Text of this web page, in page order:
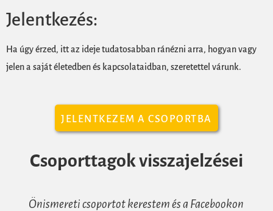
Jelentkezés:
Ha úgy érzed, itt az ideje tudatosabban ránézni arra, hogyan vagy
jelen a saját életedben és kapcsolataidban, szeretettel várunk.
JELENTKEZEM A CSOPORTBA
Csoporttagok visszajelzései
Önismereti csoportot kerestem és a Facebookon